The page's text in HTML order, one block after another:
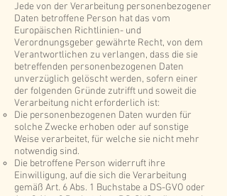
Jede von der Verarbeitung personenbezogener
Daten betroffene Person hat das vom
Europäischen Richtlinien- und
Verordnungsgeber gewährte Recht, von dem
Verantwortlichen zu verlangen, dass die sie
betreffenden personenbezogenen Daten
unverzüglich gelöscht werden, sofern einer
der folgenden Gründe zutrifft und soweit die
Verarbeitung nicht erforderlich ist:
Die personenbezogenen Daten wurden für
solche Zwecke erhoben oder auf sonstige
Weise verarbeitet, für welche sie nicht mehr
notwendig sind.
Die betroffene Person widerruft ihre
Einwilligung, auf die sich die Verarbeitung
gemäß Art. 6 Abs. 1 Buchstabe a DS-GVO oder